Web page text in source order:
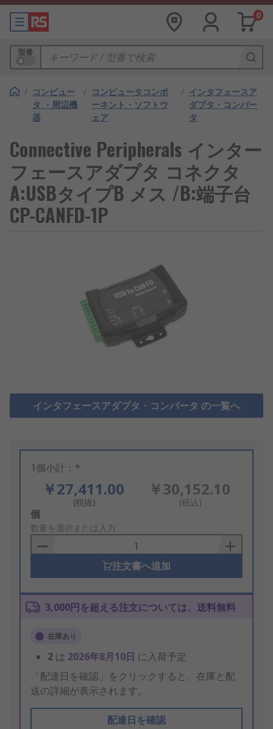
0
型番
/ コンピュー
タ ・周辺機
器
/ コンピュータコンポ
ーネント・ソフトウ
ェア
/ インタフェースア
ダプタ・コンバー
タ
Connective Peripherals インター
フェースアダプタ コネクタ
A:USBタイプB メス /B:端子台
CP-CANFD-1P
インタフェースアダプタ・コンバータ の一覧へ
1個小計：*
￥27,411.00
(税抜)
￥30,152.10
(税込)
Add
to
Basket
個
数量を選択または入力
注文書へ追加
3,000円を超える注文については、送料無料
在庫あり
2 は 2026年8月10日 に入荷予定
「配達日を確認」をクリックすると、在庫と配
送の詳細が表示されます。
配達日を確認